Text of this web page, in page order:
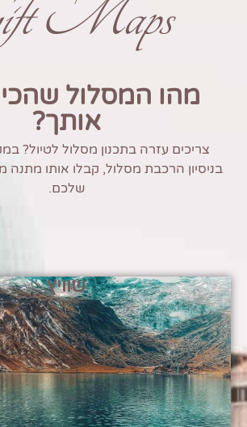
Maps
מהו המסלול שהכי
אותך?
צריכים עזרה בתכנון מסלול לטיול?
בניסיון הרכבת מסלול, קבלו אותו מתנה
שלכם.
שוויץ